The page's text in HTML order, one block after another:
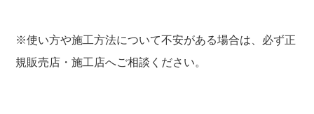
※使い方や施工方法について不安がある場合は、必ず正
規販売店・施工店へご相談ください。